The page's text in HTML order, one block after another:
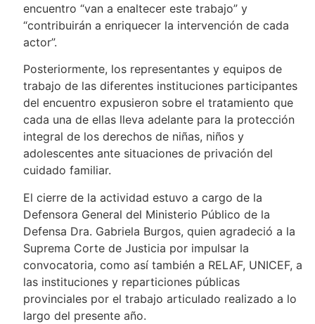
encuentro “van a enaltecer este trabajo” y
“contribuirán a enriquecer la intervención de cada
actor”.
Posteriormente, los representantes y equipos de
trabajo de las diferentes instituciones participantes
del encuentro expusieron sobre el tratamiento que
cada una de ellas lleva adelante para la protección
integral de los derechos de niñas, niños y
adolescentes ante situaciones de privación del
cuidado familiar.
El cierre de la actividad estuvo a cargo de la
Defensora General del Ministerio Público de la
Defensa Dra. Gabriela Burgos, quien agradeció a la
Suprema Corte de Justicia por impulsar la
convocatoria, como así también a RELAF, UNICEF, a
las instituciones y reparticiones públicas
provinciales por el trabajo articulado realizado a lo
largo del presente año.